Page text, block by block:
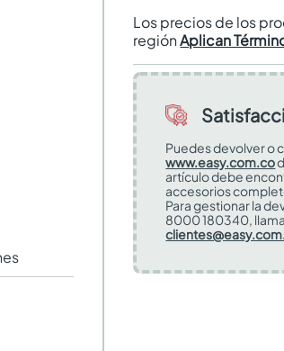
Los precios de los
regiónAplican
Puedes devolver o
www.easy.com.co
artículo debe
accesorios
Para gestionar la
8000 180340,